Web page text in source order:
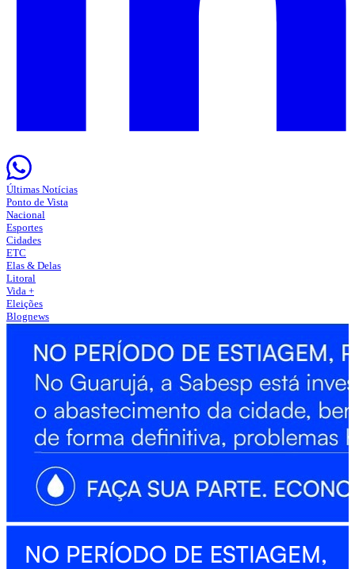
Últimas Notícias
Ponto de Vista
Nacional
Esportes
Cidades
ETC
Elas & Delas
Litoral
Vida +
Eleições
Blognews